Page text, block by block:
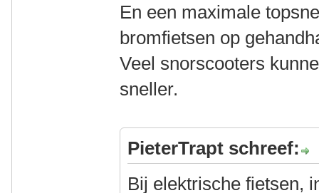
En een maximale
bromfietsen op
Veel snorscooters
sneller.
PieterTrapt schreef:
Bij elektrische fietsen,